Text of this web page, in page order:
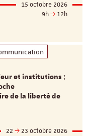
15 octobre 2026
9h
12h
et institutions :
de la liberté de
22
23 octobre 2026